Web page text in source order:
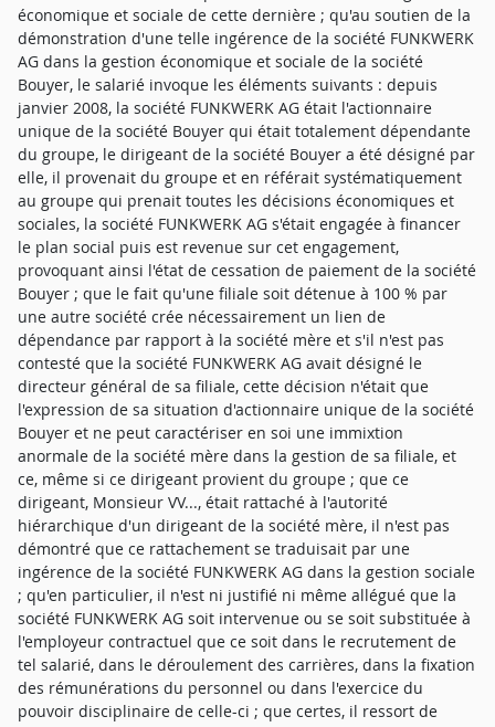
économique et sociale de cette dernière ; qu'au soutien de la
démonstration d'une telle ingérence de la société FUNKWERK
AG dans la gestion économique et sociale de la société
Bouyer, le salarié invoque les éléments suivants : depuis
janvier 2008, la société FUNKWERK AG était l'actionnaire
unique de la société Bouyer qui était totalement dépendante
du groupe, le dirigeant de la société Bouyer a été désigné par
elle, il provenait du groupe et en référait systématiquement
au groupe qui prenait toutes les décisions économiques et
sociales, la société FUNKWERK AG s'était engagée à financer
le plan social puis est revenue sur cet engagement,
provoquant ainsi l'état de cessation de paiement de la société
Bouyer ; que le fait qu'une filiale soit détenue à 100 % par
une autre société crée nécessairement un lien de
dépendance par rapport à la société mère et s'il n'est pas
contesté que la société FUNKWERK AG avait désigné le
directeur général de sa filiale, cette décision n'était que
l'expression de sa situation d'actionnaire unique de la société
Bouyer et ne peut caractériser en soi une immixtion
anormale de la société mère dans la gestion de sa filiale, et
ce, même si ce dirigeant provient du groupe ; que ce
dirigeant, Monsieur VV..., était rattaché à l'autorité
hiérarchique d'un dirigeant de la société mère, il n'est pas
démontré que ce rattachement se traduisait par une
ingérence de la société FUNKWERK AG dans la gestion sociale
; qu'en particulier, il n'est ni justifié ni même allégué que la
société FUNKWERK AG soit intervenue ou se soit substituée à
l'employeur contractuel que ce soit dans le recrutement de
tel salarié, dans le déroulement des carrières, dans la fixation
des rémunérations du personnel ou dans l'exercice du
pouvoir disciplinaire de celle-ci ; que certes, il ressort de